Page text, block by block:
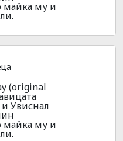
майка му и
(original
Увиснал
майка му и